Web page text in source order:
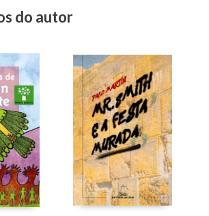
do autor